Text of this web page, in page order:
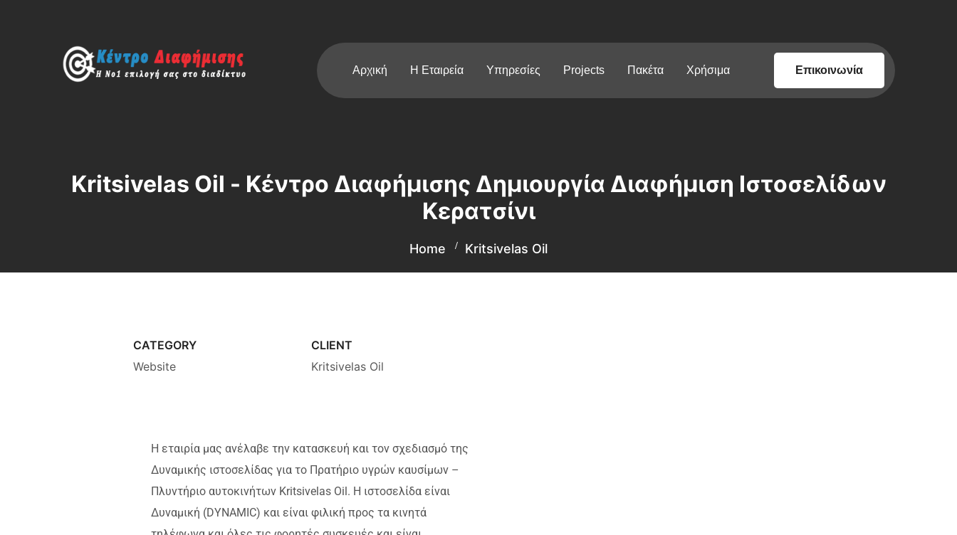
Αρχική Η Εταιρεία Υπηρεσίες Projects Πακέτα Χρήσιμα Επικοινωνία
Kritsivelas Oil - Κέντρο Διαφήμισης Δημιουργία Διαφήμιση Ιστοσελίδων
Κερατσίνι
Home Kritsivelas Oil
CATEGORY
Website
CLIENT
Kritsivelas Oil
Η εταιρία μας ανέλαβε την κατασκευή και τον σχεδιασμό της
Δυναμικής ιστοσελίδας για το Πρατήριο υγρών καυσίμων –
Πλυντήριο αυτοκινήτων Kritsivelas Oil. Η ιστοσελίδα είναι
Δυναμική (DYNAMIC) και είναι φιλική προς τα κινητά